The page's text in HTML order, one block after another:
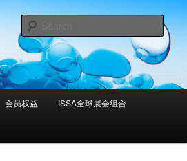
权威协会的新闻
会员权益 ISSA全球展会组合